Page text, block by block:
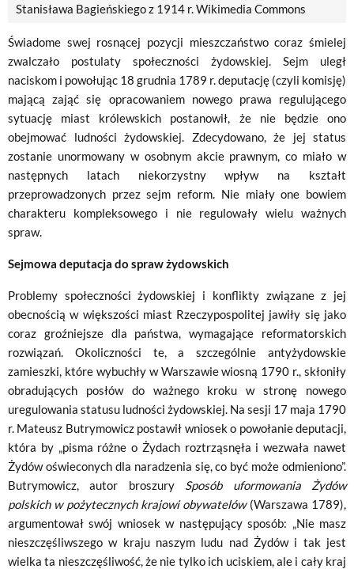
Stanisława Bagieńskiego z 1914 r. Wikimedia Commons
Świadome swej rosnącej pozycji mieszczaństwo coraz śmielej
zwalczało postulaty społeczności żydowskiej. Sejm uległ
naciskom i powołując 18 grudnia 1789 r. deputację (czyli komisję)
mającą zająć się opracowaniem nowego prawa regulującego
sytuację miast królewskich postanowił, że nie będzie ono
obejmować ludności żydowskiej. Zdecydowano, że jej status
zostanie unormowany w osobnym akcie prawnym, co miało w
następnych latach niekorzystny wpływ na kształt
przeprowadzonych przez sejm reform. Nie miały one bowiem
charakteru kompleksowego i nie regulowały wielu ważnych
spraw.
Sejmowa deputacja do spraw żydowskich
Problemy społeczności żydowskiej i konflikty związane z jej
obecnością w większości miast Rzeczypospolitej jawiły się jako
coraz groźniejsze dla państwa, wymagające reformatorskich
rozwiązań. Okoliczności te, a szczególnie antyżydowskie
zamieszki, które wybuchły w Warszawie wiosną 1790 r., skłoniły
obradujących posłów do ważnego kroku w stronę nowego
uregulowania statusu ludności żydowskiej. Na sesji 17 maja 1790
r. Mateusz Butrymowicz postawił wniosek o powołanie deputacji,
która by „pisma różne o Żydach roztrząsnęła i wezwała nawet
Żydów oświeconych dla naradzenia się, co być może odmieniono”.
Butrymowicz, autor broszury Sposób uformowania Żydów
polskich w pożytecznych krajowi obywatelów(Warszawa 1789),
argumentował swój wniosek w następujący sposób: „Nie masz
nieszczęśliwszego w kraju naszym ludu nad Żydów i tak jest
wielka ta nieszczęśliwość, że nie tylko ich uciskiem, ale i cały kraj